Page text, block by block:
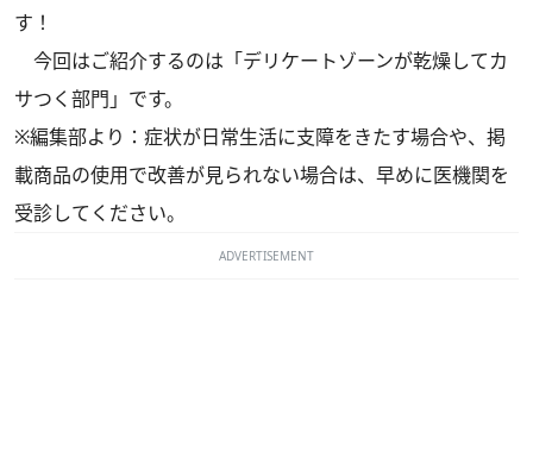
す！
今回はご紹介するのは「デリケートゾーンが乾燥してカ
サつく部門」です。
※編集部より：症状が日常生活に支障をきたす場合や、掲
載商品の使用で改善が見られない場合は、早めに医機関を
受診してください。
ADVERTISEMENT